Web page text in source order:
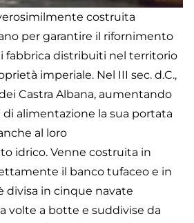
costruita
per garantire il rifornimento
fabbrica distribuiti nel territorio
imperiale. Nel III sec. d.C.,
Castra Albana, aumentando
alimentazione la sua portata
al loro
idrico. Venne costruita in
il banco tufaceo e in
divisa in cinque navate
volte a botte e suddivise da